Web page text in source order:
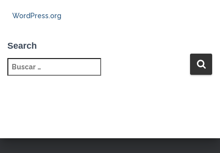
WordPress.org
Search
u